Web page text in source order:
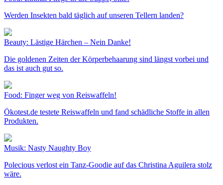
Werden Insekten bald täglich auf unseren Tellern landen?
Beauty: Lästige Härchen – Nein Danke!
Die goldenen Zeiten der Körperbehaarung sind längst vorbei und
das ist auch gut so.
Food: Finger weg von Reiswaffeln!
Ökotest.de testete Reiswaffeln und fand schädliche Stoffe in allen
Produkten.
Musik: Nasty Naughty Boy
Polecious verlost ein Tanz-Goodie auf das Christina Aguilera stolz
wäre.